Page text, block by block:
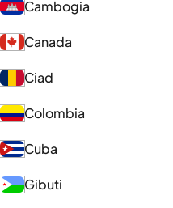
Cambogia
Canada
Ciad
Colombia
Cuba
Gibuti